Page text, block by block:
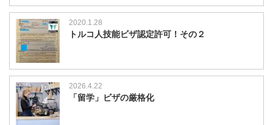
2020.1.28
トルコ人技能ビザ認定許可！その２
2026.4.22
「留学」ビザの厳格化